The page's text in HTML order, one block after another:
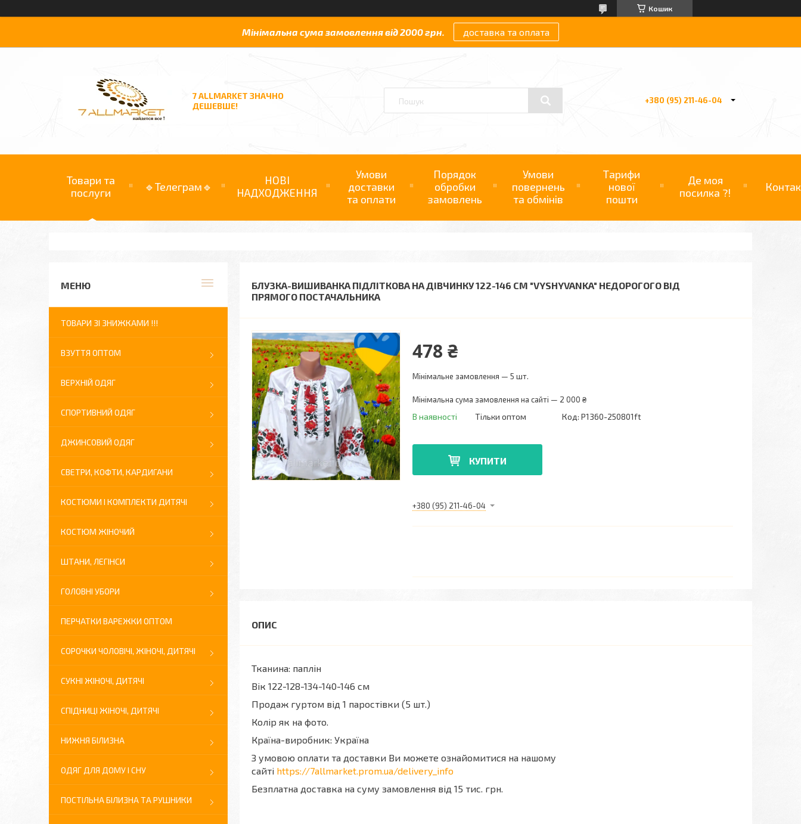
Кошик
Мінімальна сума замовлення від 2000 грн. доставка та оплата
7 ALLMARKET ЗНАЧНО
ДЕШЕВШЕ!
+380 (95) 211-46-04
Товари та
послуги
🔹Телеграм🔹
НОВІ
НАДХОДЖЕННЯ
Умови
доставки
та оплати
Порядок
обробки
замовлень
Умови
повернень
та обмінів
Тарифи
нової
пошти
Де моя
посилка ?!
БЛУЗКА-ВИШИВАНКА ПІДЛІТКОВА НА ДІВЧИНКУ 122-146 СМ "VYSHYVANKA" НЕДОРОГОГО ВІД
ПРЯМОГО ПОСТАЧАЛЬНИКА
478 ₴
Мінімальне замовлення — 5 шт.
Мінімальна сума замовлення на сайті — 2 000 ₴
В наявності Тільки оптом Код: P1360-250801ft
КУПИТИ
+380 (95) 211-46-04
Тканина: паплін
Вік 122-128-134-140-146 см
Продаж гуртом від 1 паростівки (5 шт.)
Колір як на фото.
Країна-виробник: Україна
З умовою оплати та доставки Ви можете ознайомитися на нашому
сайті https://7allmarket.prom.ua/delivery_info
Безплатна доставка на суму замовлення від 15 тис. грн.
ТОВАРИ ЗІ ЗНИЖКАМИ !!!
ВЗУТТЯ ОПТОМ
ВЕРХНІЙ ОДЯГ
СПОРТИВНИЙ ОДЯГ
ДЖИНСОВИЙ ОДЯГ
СВЕТРИ, КОФТИ, КАРДИГАНИ
КОСТЮМИ І КОМПЛЕКТИ ДИТЯЧІ
КОСТЮМ ЖІНОЧИЙ
ШТАНИ, ЛЕГІНСИ
ГОЛОВНІ УБОРИ
ПЕРЧАТКИ ВАРЕЖКИ ОПТОМ
СОРОЧКИ ЧОЛОВІЧІ, ЖІНОЧІ, ДИТЯЧІ
СУКНІ ЖІНОЧІ, ДИТЯЧІ
СПІДНИЦІ ЖІНОЧІ, ДИТЯЧІ
НИЖНЯ БІЛИЗНА
ОДЯГ ДЛЯ ДОМУ І СНУ
ПОСТІЛЬНА БІЛИЗНА ТА РУШНИКИ